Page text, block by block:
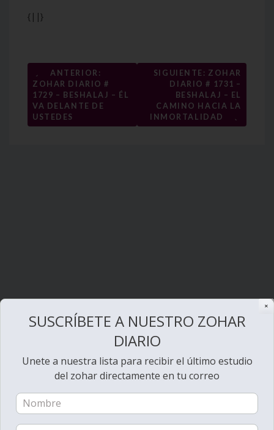
{||}
Navegación
de
entradas
←
ANTERIOR:
ZOHAR DIARIO #
1729 – BESHALAJ – ÉL
VA DELANTE DE
USTEDES
SIGUIENTE: ZOHAR
DIARIO # 1731 –
BESHALAJ – EL
CAMINO HACIA LA
INMORTALIDAD
→
✕
SUSCRÍBETE A NUESTRO ZOHAR
DIARIO
Unete a nuestra lista para recibir el último estudio
del zohar directamente en tu correo